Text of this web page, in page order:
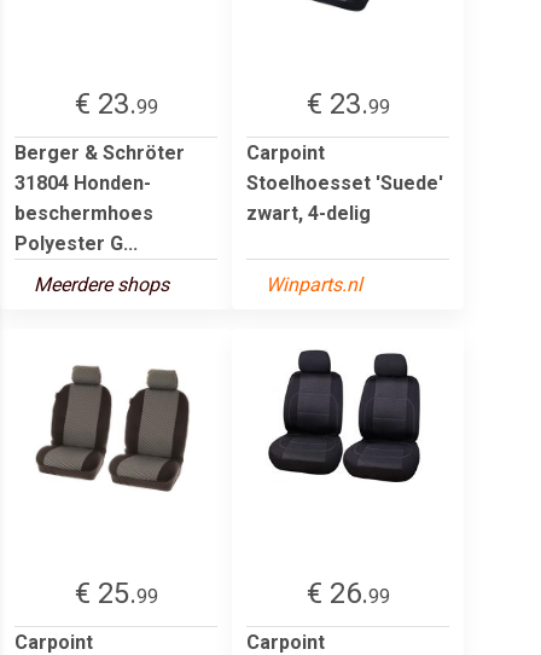
€ 23.99
Berger & Schröter
31804 Honden-
beschermhoes
Polyester G...
Meerdere shops
€ 23.99
Carpoint
Stoelhoesset 'Suede'
zwart, 4-delig
Winparts.nl
€ 25.99
Carpoint
€ 26.99
Carpoint